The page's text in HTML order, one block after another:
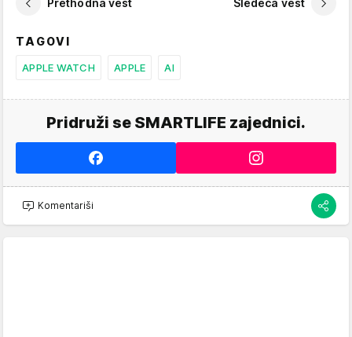
Prethodna vest Sledeća vest
TAGOVI
APPLE WATCH APPLE AI
Pridruži se SMARTLIFE zajednici.
Komentariši